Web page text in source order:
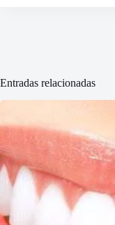
Entradas relacionadas